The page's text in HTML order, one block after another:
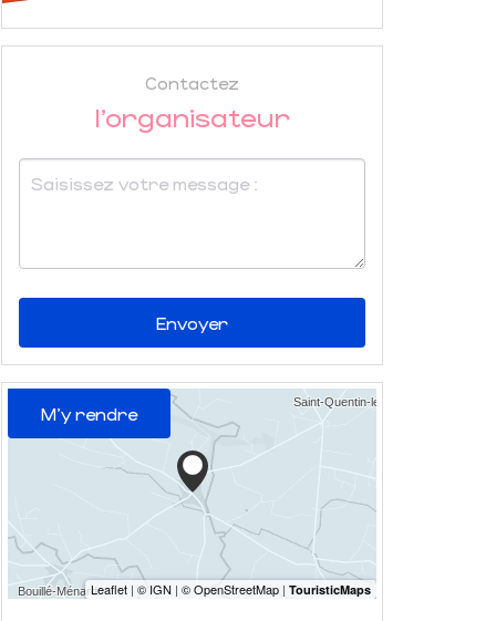
Contactez
l'organisateur
Envoyer
M'y rendre